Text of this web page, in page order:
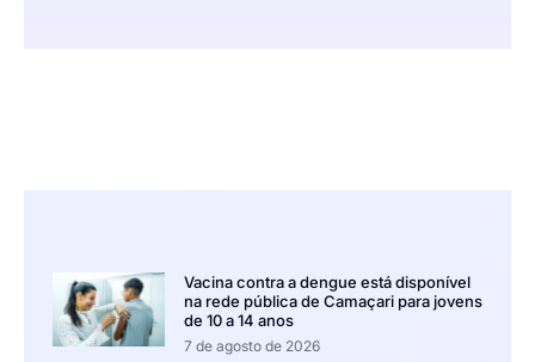
Vacina contra a dengue está disponível
na rede pública de Camaçari para jovens
de 10 a 14 anos
7 de agosto de 2026